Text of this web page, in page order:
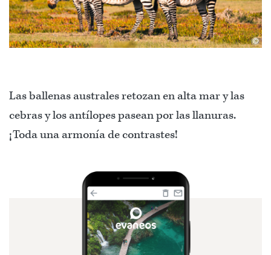
©
Las ballenas australes retozan en alta mar y las
cebras y los antílopes pasean por las llanuras.
¡Toda una armonía de contrastes!